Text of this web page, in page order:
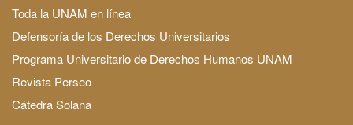
Toda la UNAM en línea
Defensoría de los Derechos Universitarios
Programa Universitario de Derechos Humanos UNAM
Revista Perseo
Cátedra Solana